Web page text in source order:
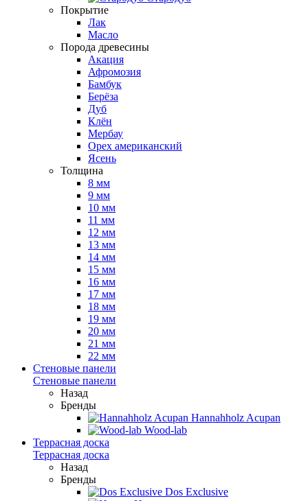
Покрытие
Лак
Масло
Порода древесины
Акация
Афромозия
Бамбук
Берёза
Дуб
Клён
Мербау
Орех американский
Ясень
Толщина
8 мм
9 мм
10 мм
11 мм
12 мм
13 мм
14 мм
15 мм
16 мм
17 мм
18 мм
19 мм
20 мм
21 мм
22 мм
Стеновые панели
Стеновые панели
Назад
Бренды
Hannahholz Acupan
Wood-lab
Террасная доска
Террасная доска
Назад
Бренды
Dos Exclusive